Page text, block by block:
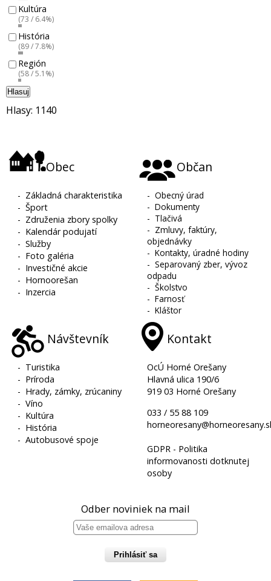
Kultúra
(73 / 6.4%)
História
(89 / 7.8%)
Región
(58 / 5.1%)
Hlasuj
Hlasy: 1140
Obec
- Základná charakteristika
-Šport
- Združenia zbory spolky
- Kalendár podujatí
-Služby
- Foto galéria
- Investičné akcie
- Hornoorešan
- Inzercia
Občan
-Obecný úrad
-Dokumenty
- Tlačivá
- Zmluvy, faktúry,
objednávky
-Kontakty, úradné hodiny
-Separovaný zber, vývoz
odpadu
-Školstvo
-Farnosť
-Kláštor
Návštevník
- Turistika
- Príroda
- Hrady, zámky, zrúcaniny
-Víno
- Kultúra
- História
-Autobusové spoje
Kontakt
OcÚ Horné Orešany
Hlavná ulica 190/6
919 03 Horné Orešany
033 / 55 88 109
GDPR - Politika
informovanosti dotknutej
osoby
Odber noviniek na mail
Prihlásiť sa